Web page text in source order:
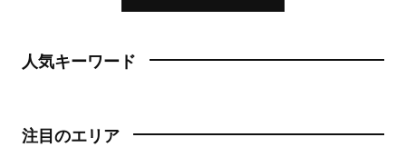
人気キーワード
注目のエリア